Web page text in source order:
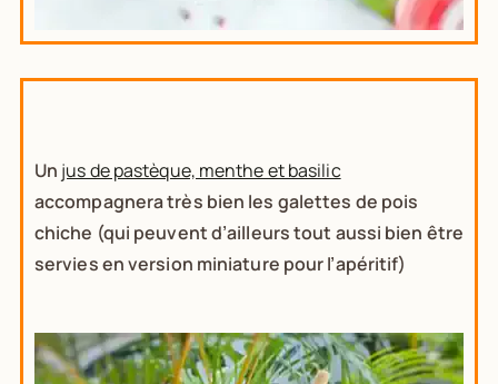
Un jus de pastèque, menthe et basilic
accompagnera très bien les galettes de pois
chiche (qui peuvent d’ailleurs tout aussi bien être
servies en version miniature pour l’apéritif)